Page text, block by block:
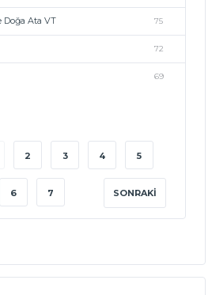
Doğa Ata VT 75
72
69
2 3 4 5
6 7 SONRAKI